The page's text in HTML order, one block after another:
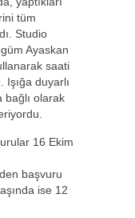
tüm
Studio
Ayaskan
saati
Işığa duyarlı
bağlı olarak
16 Ekim
başvuru
ise 12